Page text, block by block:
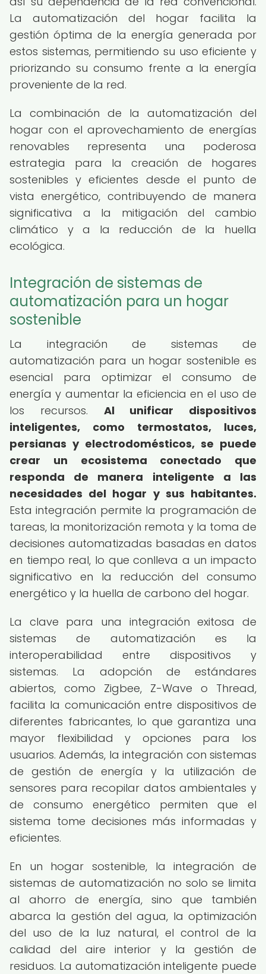
La automatización del hogar facilita la
gestión óptima de la energía generada por
estos sistemas, permitiendo su uso eficiente y
priorizando su consumo frente a la energía
proveniente de la red.
La combinación de la automatización del
hogar con el aprovechamiento de energías
renovables representa una poderosa
estrategia para la creación de hogares
sostenibles y eficientes desde el punto de
vista energético, contribuyendo de manera
significativa a la mitigación del cambio
climático y a la reducción de la huella
ecológica.
Integración de sistemas de
automatización para un hogar
sostenible
La integración de sistemas de
automatización para un hogar sostenible es
esencial para optimizar el consumo de
energía y aumentar la eficiencia en el uso de
los recursos. Al unificar dispositivos
inteligentes, como termostatos, luces,
persianas y electrodomésticos, se puede
crear un ecosistema conectado que
responda de manera inteligente a las
necesidades del hogar y sus habitantes.
Esta integración permite la programación de
tareas, la monitorización remota y la toma de
decisiones automatizadas basadas en datos
en tiempo real, lo que conlleva a un impacto
significativo en la reducción del consumo
energético y la huella de carbono del hogar.
La clave para una integración exitosa de
sistemas de automatización es la
interoperabilidad entre dispositivos y
sistemas. La adopción de estándares
abiertos, como Zigbee, Z-Wave o Thread,
facilita la comunicación entre dispositivos de
diferentes fabricantes, lo que garantiza una
mayor flexibilidad y opciones para los
usuarios. Además, la integración con sistemas
de gestión de energía y la utilización de
sensores para recopilar datos ambientales y
de consumo energético permiten que el
sistema tome decisiones más informadas y
eficientes.
En un hogar sostenible, la integración de
sistemas de automatización no solo se limita
al ahorro de energía, sino que también
abarca la gestión del agua, la optimización
del uso de la luz natural, el control de la
calidad del aire interior y la gestión de
residuos. La automatización inteligente puede